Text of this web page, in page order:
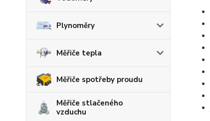
Plynoměry
Měřiče tepla
Měřiče spotřeby proudu
Měřiče stlačeného
vzduchu